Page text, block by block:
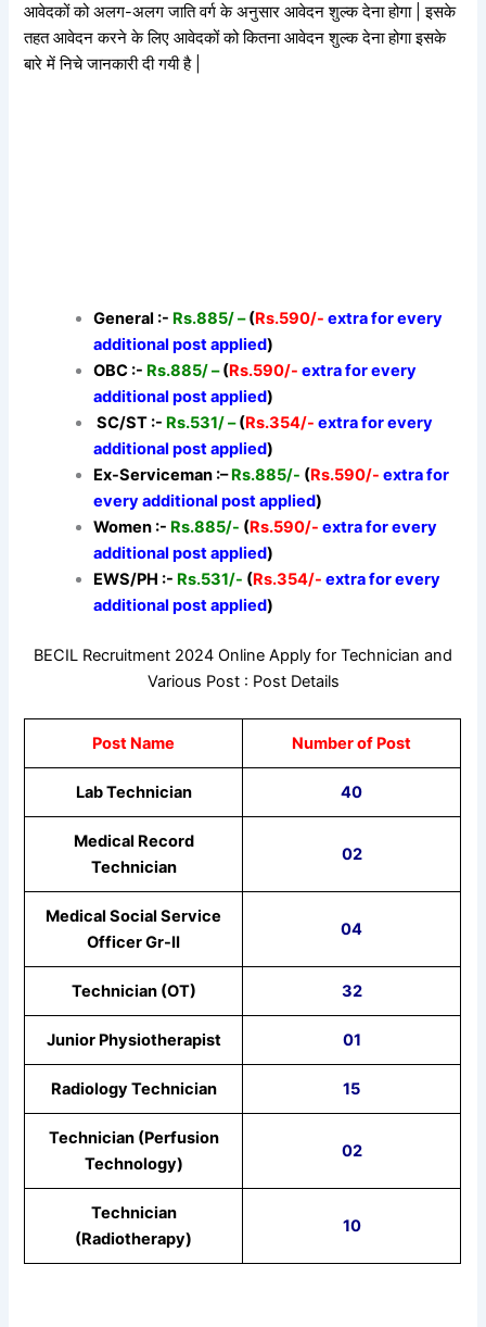
आवेदकों को अलग-अलग जाति वर्ग के अनुसार आवेदन शुल्क देना होगा | इसके
तहत आवेदन करने के लिए आवेदकों को कितना आवेदन शुल्क देना होगा इसके
बारे में निचे जानकारी दी गयी है |
General :- Rs.885/ –(Rs.590/- extra for every
additional post applied)
OBC :- Rs.885/ –(Rs.590/- extra for every
additional post applied)
SC/ST :- Rs.531/ –(Rs.354/- extra for every
additional post applied)
Ex-Serviceman :–Rs.885/- (Rs.590/- extra for
every additional post applied)
Women :- Rs.885/- (Rs.590/- extra for every
additional post applied)
EWS/PH :- Rs.531/- (Rs.354/- extra for every
additional post applied)
BECIL Recruitment 2024 Online Apply for Technician and
Various Post : Post Details
Post Name Number of Post
Lab Technician 40
Medical Record
Technician
02
Medical Social Service
Officer Gr-II
04
Technician (OT) 32
Junior Physiotherapist 01
Radiology Technician 15
Technician (Perfusion
Technology)
02
Technician
(Radiotherapy)
10